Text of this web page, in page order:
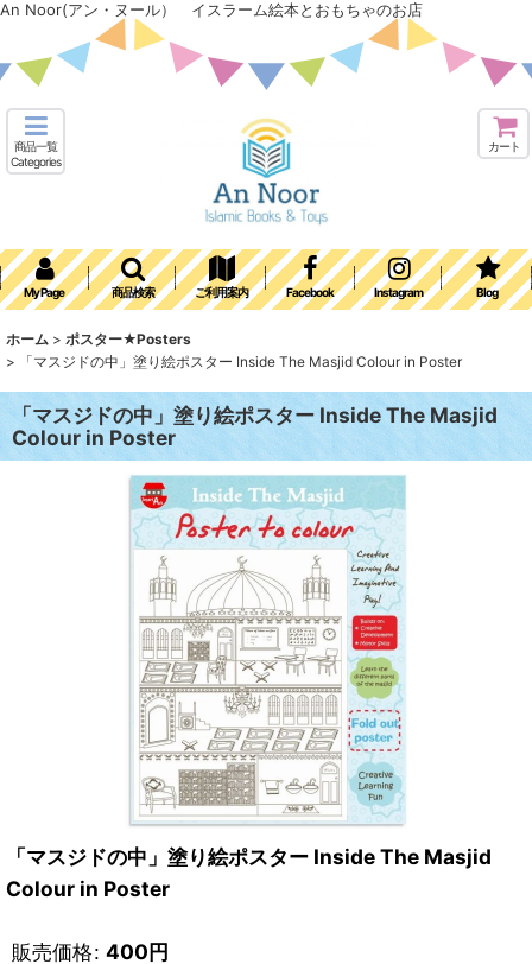
An Noor(アン・ヌール） イスラーム絵本とおもちゃのお店
商品一覧
Categories
カート
My Page 商品検索 ご利用案内 Facebook Instagram Blog
ホーム > ポスター★Posters
>
「マスジドの中」塗り絵ポスター Inside The Masjid Colour in Poster
「マスジドの中」塗り絵ポスター Inside The Masjid
Colour in Poster
「マスジドの中」塗り絵ポスター Inside The Masjid
Colour in Poster
販売価格: 400円